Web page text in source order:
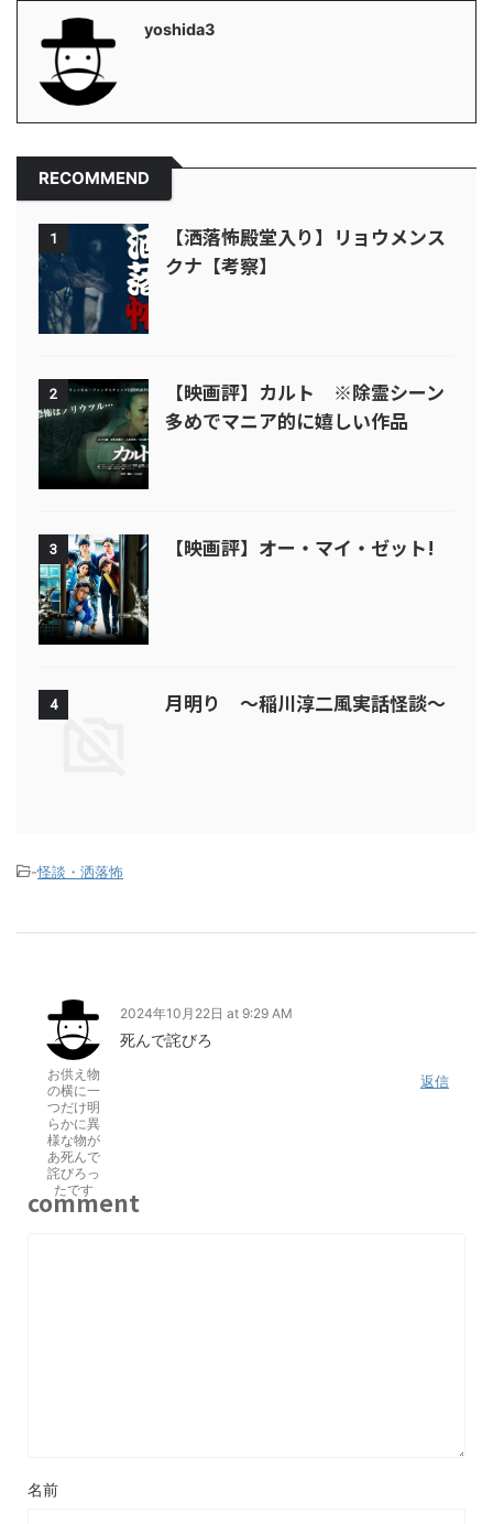
yoshida3
RECOMMEND
1
【洒落怖殿堂入り】リョウメンス
クナ【考察】
2
【映画評】カルト ※除霊シーン
多めでマニア的に嬉しい作品
3 【映画評】オー・マイ・ゼット!
4 月明り ～稲川淳二風実話怪談～
-怪談・洒落怖
お供え物
の横に一
つだけ明
らかに異
様な物が
あ死んで
詫びろっ
たです
2024年10月22日 at 9:29 AM
死んで詫びろ
返信
comment
名前